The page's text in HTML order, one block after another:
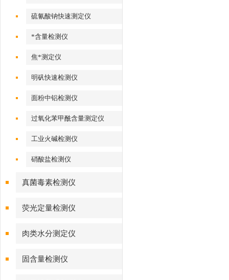
硫氰酸钠快速测定仪
*含量检测仪
焦*测定仪
明矾快速检测仪
面粉中铝检测仪
过氧化苯甲酰含量测定仪
工业火碱检测仪
硝酸盐检测仪
真菌毒素检测仪
荧光定量检测仪
肉类水分测定仪
固含量检测仪